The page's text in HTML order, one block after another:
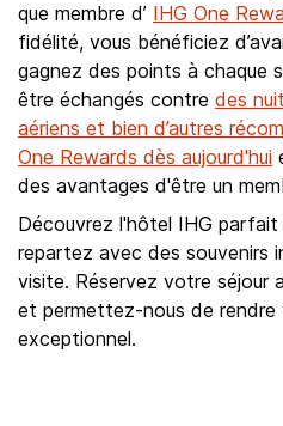
que membre d’ IHG One
fidélité, vous bénéficiez
gagnez des points à chaque
être échangés contre des
aériens et bien d’autres
One Rewards dès aujourd'hui
des avantages d'être un
Découvrez l'hôtel IHG parfait
repartez avec des souvenirs
visite. Réservez votre séjour
et permettez-nous de
exceptionnel.